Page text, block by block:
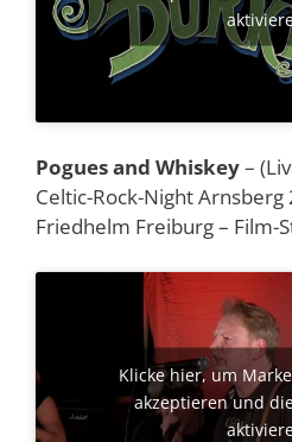
Pogues and Whiskey–
Celtic-Rock-Night Arnsberg
Friedhelm Freiburg – Film-
Klicke hier, um
akzeptieren und